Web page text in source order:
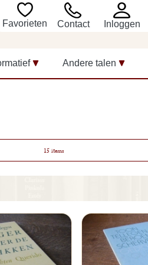
Favorieten Contact Inloggen
Andere talen
15 items